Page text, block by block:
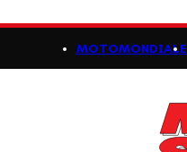
MOTOMONDIALE